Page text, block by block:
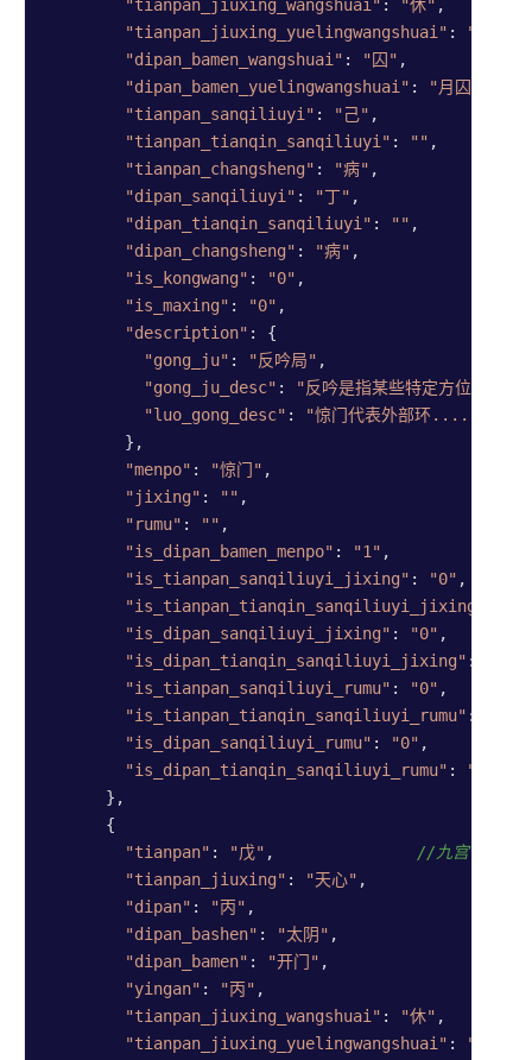
"tianpan_jiuxing_wangshuai" : "休" ,
"tianpan_jiuxing_yuelingwangshuai" : "月休"
"dipan_bamen_wangshuai" : "囚" ,
"dipan_bamen_yuelingwangshuai" : "月囚"
"tianpan_sanqiliuyi" : "己" ,
"tianpan_tianqin_sanqiliuyi" : "" ,
"tianpan_changsheng" : "病" ,
"dipan_sanqiliuyi" : "丁" ,
"dipan_tianqin_sanqiliuyi" : "" ,
"dipan_changsheng" : "病" ,
"is_kongwang" : "0" ,
"is_maxing" : "0" ,
"description" : {
"gong_ju" : "反吟局" ,
"gong_ju_desc" :
"反吟是指某些特定方位的
"luo_gong_desc" :
"惊门代表外部环......"
        },
"menpo" : "惊门" ,
"jixing" : "" ,
"rumu" : "" ,
"is_dipan_bamen_menpo" : "1" ,
"is_tianpan_sanqiliuyi_jixing" : "0" ,
"is_tianpan_tianqin_sanqiliuyi_jixing"
"is_dipan_sanqiliuyi_jixing" : "0" ,
"is_dipan_tianqin_sanqiliuyi_jixing" :
"is_tianpan_sanqiliuyi_rumu" : "0" ,
"is_tianpan_tianqin_sanqiliuyi_rumu" :
"is_dipan_sanqiliuyi_rumu" : "0" ,
"is_dipan_tianqin_sanqiliuyi_rumu" :
"0"
      },
      {
"tianpan" : "戊" , //九宫宫盘3信
"tianpan_jiuxing" : "天心" ,
"dipan" : "丙" ,
"dipan_bashen" : "太阴" ,
"dipan_bamen" : "开门" ,
"yingan" : "丙" ,
"tianpan_jiuxing_wangshuai" : "休" ,
"tianpan_jiuxing_yuelingwangshuai" : "月休"